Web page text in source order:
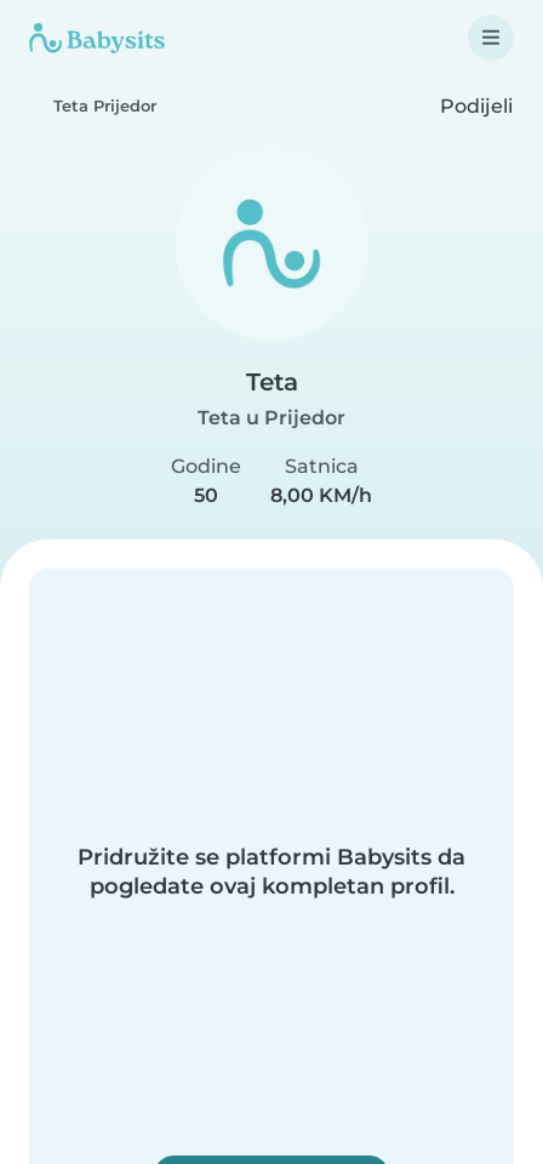
Teta Prijedor Podijeli
Teta
Teta u Prijedor
Godine
50
Satnica
8,00 KM/h
Pridružite se platformi Babysits da
pogledate ovaj kompletan profil.